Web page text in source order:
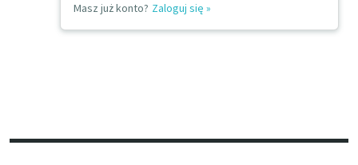
Masz już konto? Zaloguj się »